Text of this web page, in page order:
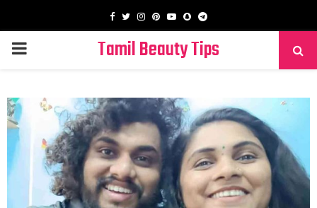
Facebook
TwitterInstagram
PinterestYoutube
SnapchatTelegram
PRIMARY
Tamil Beauty Tips